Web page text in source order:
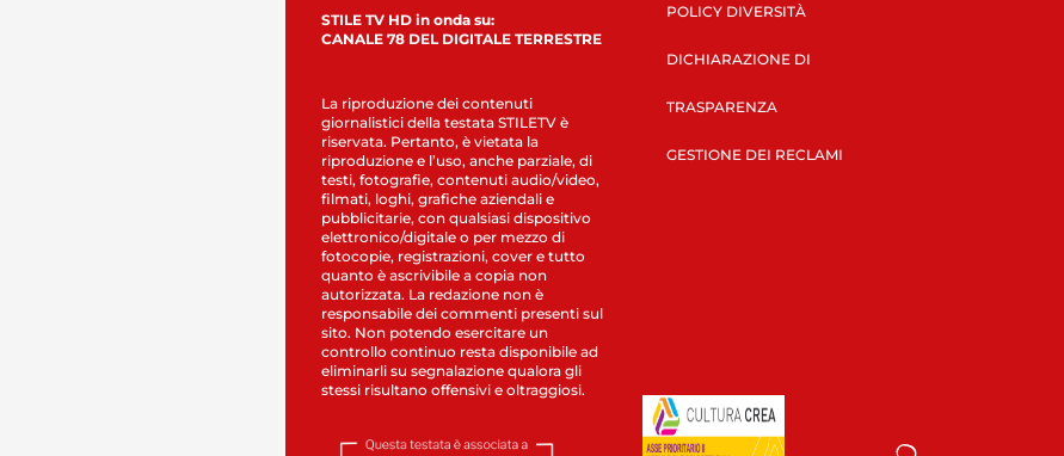
STILE TV HD in onda su:
CANALE 78 DEL DIGITALE TERRESTRE
La riproduzione dei contenuti
giornalistici della testata STILETV è
riservata. Pertanto, è vietata la
riproduzione e l’uso, anche parziale, di
testi, fotografie, contenuti audio/video,
filmati, loghi, grafiche aziendali e
pubblicitarie, con qualsiasi dispositivo
elettronico/digitale o per mezzo di
fotocopie, registrazioni, cover e tutto
quanto è ascrivibile a copia non
autorizzata. La redazione non è
responsabile dei commenti presenti sul
sito. Non potendo esercitare un
controllo continuo resta disponibile ad
eliminarli su segnalazione qualora gli
stessi risultano offensivi e oltraggiosi.
POLICY DIVERSITÀ
DICHIARAZIONE DI
TRASPARENZA
GESTIONE DEI RECLAMI